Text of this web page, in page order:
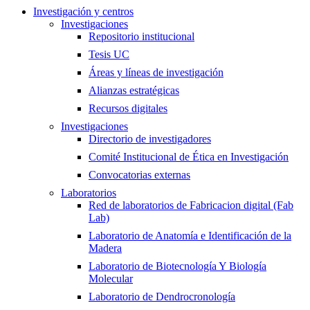
Investigación y centros
Investigaciones
Repositorio institucional
Tesis UC
Áreas y líneas de investigación
Alianzas estratégicas
Recursos digitales
Investigaciones
Directorio de investigadores
Comité Institucional de Ética en Investigación
Convocatorias externas
Laboratorios
Red de laboratorios de Fabricacion digital (Fab
Lab)
Laboratorio de Anatomía e Identificación de la
Madera
Laboratorio de Biotecnología Y Biología
Molecular
Laboratorio de Dendrocronología